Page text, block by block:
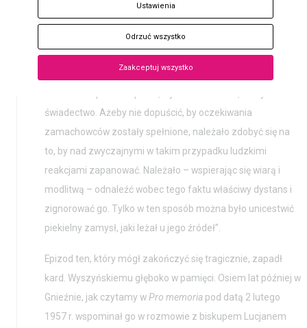
Chciano nie tylko pozbyć się – w wyniku „nieszczęśliwego
wypadku” – nowego Prymasa, który jawił się jako wróg
komunistycznej władzy, lecz także zastraszyć jego
ewentualnego następcę, biskupów, kapłanów, wiernych.
świadectwo. Ażeby nie dopuścić, by oczekiwania
zamachowców zostały spełnione, należało zdobyć się na
to, by nad zwyczajnymi w takim przypadku ludzkimi
reakcjami zapanować. Należało – wspierając się wiarą i
modlitwą – odnaleźć wobec tego faktu właściwy dystans i
zignorować go. Tylko w ten sposób można było unicestwić
piekielny zamysł, jaki leżał u jego źródeł”.
Epizod ten, który mógł zakończyć się tragicznie, zapadł
kard. Wyszyńskiemu głęboko w pamięci. Osiem lat później w
Gnieźnie, jak czytamy wPro memoria pod datą 2 lutego
1957 r. wspominał go w rozmowie z biskupem Lucjanem
Ustawienia
Odrzuć wszystko
Zaakceptuj wszystko